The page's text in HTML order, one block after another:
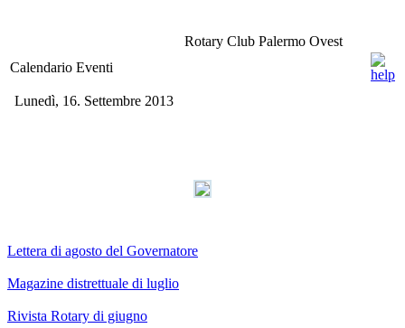
Rotary Club Palermo Ovest
Calendario Eventi
Lunedì, 16. Settembre 2013
Lettera di agosto del Governatore
Magazine distrettuale di luglio
Rivista Rotary di giugno